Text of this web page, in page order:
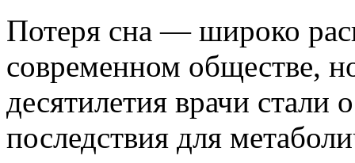
Потеря сна — широко
современном обществе,
десятилетия врачи стали
последствия для